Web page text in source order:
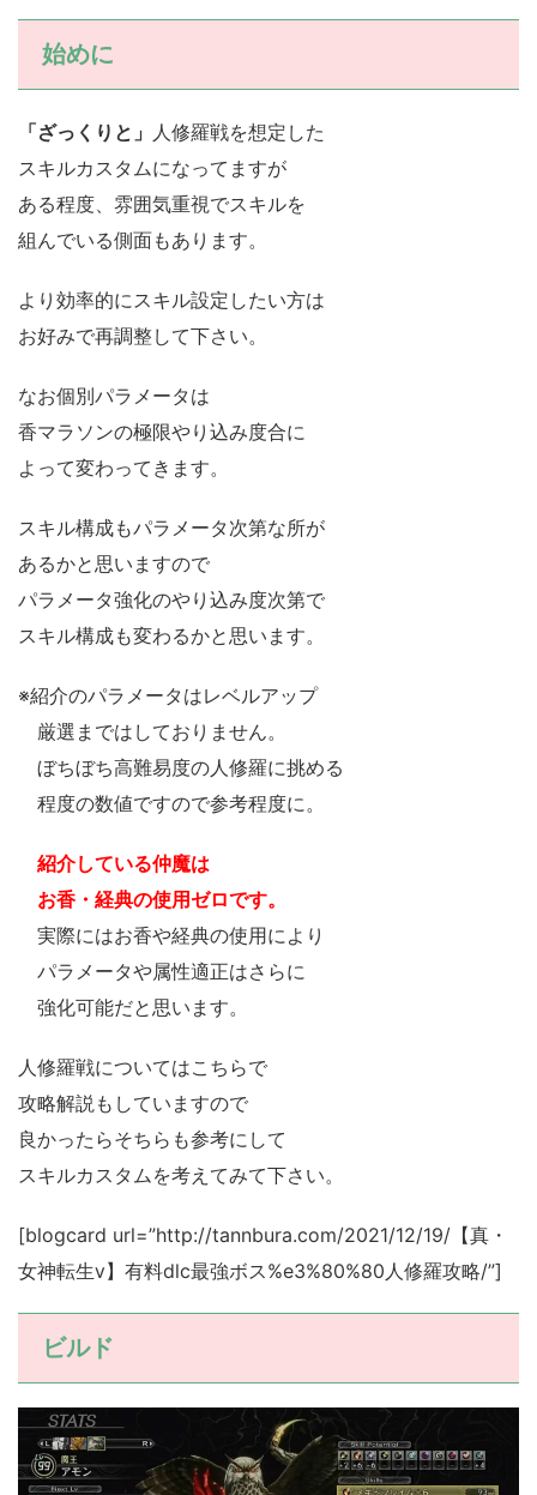
始めに
「ざっくりと」 人修羅戦を想定した
スキルカスタムになってますが
ある程度、雰囲気重視でスキルを
組んでいる側面もあります。
より効率的にスキル設定したい方は
お好みで再調整して下さい。
なお個別パラメータは
香マラソンの極限やり込み度合に
よって変わってきます。
スキル構成もパラメータ次第な所が
あるかと思いますので
パラメータ強化のやり込み度次第で
スキル構成も変わるかと思います。
※紹介のパラメータはレベルアップ
厳選まではしておりません。
ぼちぼち高難易度の人修羅に挑める
程度の数値ですので参考程度に。
紹介している仲魔は
お香・経典の使用ゼロです。
実際にはお香や経典の使用により
パラメータや属性適正はさらに
強化可能だと思います。
人修羅戦についてはこちらで
攻略解説もしていますので
良かったらそちらも参考にして
スキルカスタムを考えてみて下さい。
[blogcard url=”http://tannbura.com/2021/12/19/【真・
女神転生ⅴ】有料dlc最強ボス%e3%80%80人修羅攻略/”]
ビルド